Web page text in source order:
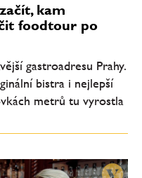
kam
foodtour po
gastroadresu Prahy.
bistra i nejlepší
metrů tu vyrostla